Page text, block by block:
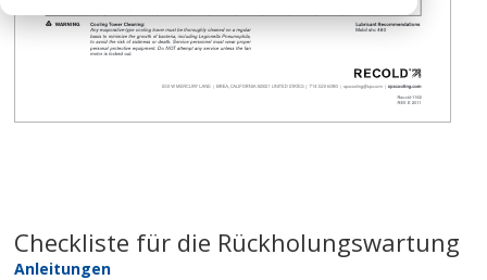
Checkliste für die Rückholungswartung
Anleitungen